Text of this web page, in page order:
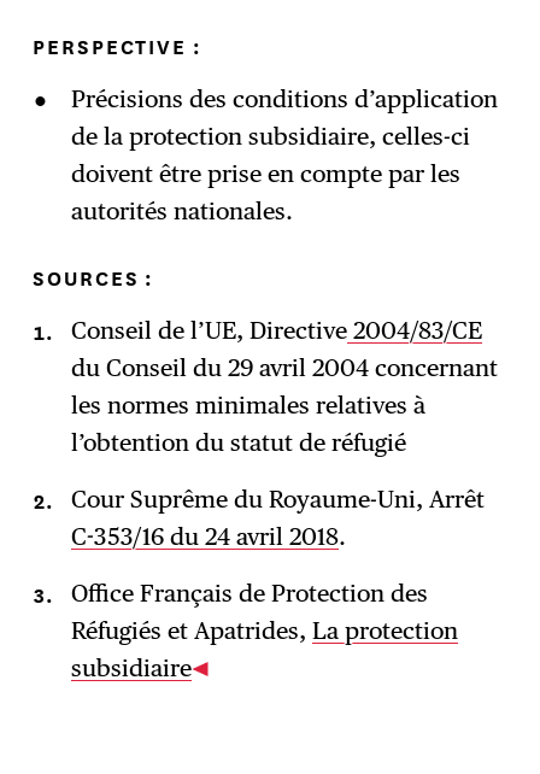
PERSPECTIVE :
Précisions des conditions d’application
de la protection subsidiaire, celles-ci
doivent être prise en compte par les
autorités nationales.
SOURCES :
Conseil de l’UE, Directive2004/83/CE
du Conseil du 29 avril 2004 concernant
les normes minimales relatives à
l’obtention du statut de réfugié
Cour Suprême du Royaume-Uni, Arrêt
C-353/16 du 24 avril 2018.
Office Français de Protection des
Réfugiés et Apatrides, La protection
subsidiaire